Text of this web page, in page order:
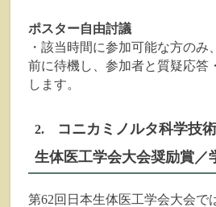
ポスター自由討議
・該当時間に参加可能な方のみ
前に待機し、参加者と質疑応答
します。
2. コニカミノルタ科学技
生体医工学会大会奨励賞／
第62回日本生体医工学会大会で